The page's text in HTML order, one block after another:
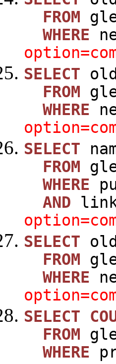
FROM
WHERE
SELECT
FROM
WHERE
SELECT
FROM
WHERE
AND
SELECT
FROM
WHERE
SELECT
FROM
WHERE